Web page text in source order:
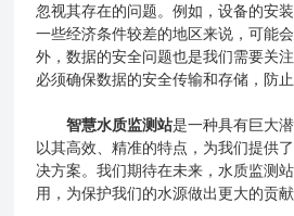
忽视其存在的问题。例如，设备的安
一些经济条件较差的地区来说，可能
外，数据的安全问题也是我们需要关
必须确保数据的安全传输和存储，防
智慧水质监测站是一种具有巨大
以其高效、精准的特点，为我们提供
决方案。我们期待在未来，水质监测
用，为保护我们的水源做出更大的贡献